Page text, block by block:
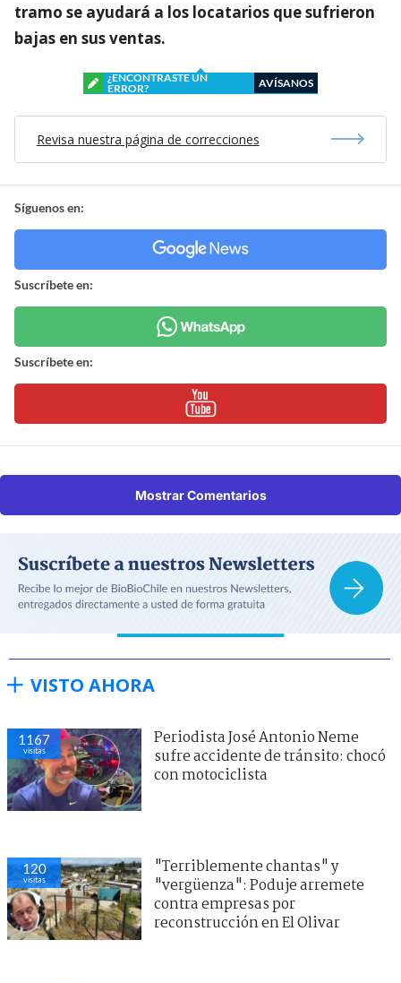
tramo se ayudará a los locatarios que sufrieron
bajas en sus ventas.
¿ENCONTRASTE UN
ERROR?
AVÍSANOS
Revisa nuestra página de correcciones
Síguenos en:
Suscríbete en:
Suscríbete en:
Mostrar Comentarios
VISTO AHORA
1167
visitas
Periodista José Antonio Neme
sufre accidente de tránsito: chocó
con motociclista
120
visitas
"Terriblemente chantas" y
"vergüenza": Poduje arremete
contra empresas por
reconstrucción en El Olivar